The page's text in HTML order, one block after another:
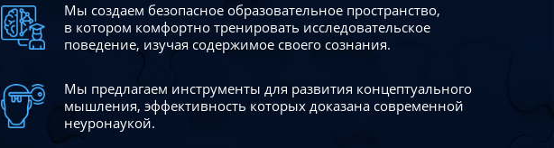
Мы создаем безопасное образовательное пространство,
в котором комфортно тренировать исследовательское
поведение, изучая содержимое своего сознания.
Мы предлагаем инструменты для развития концептуального
мышления, эффективность которых доказана современной
неуронаукой.